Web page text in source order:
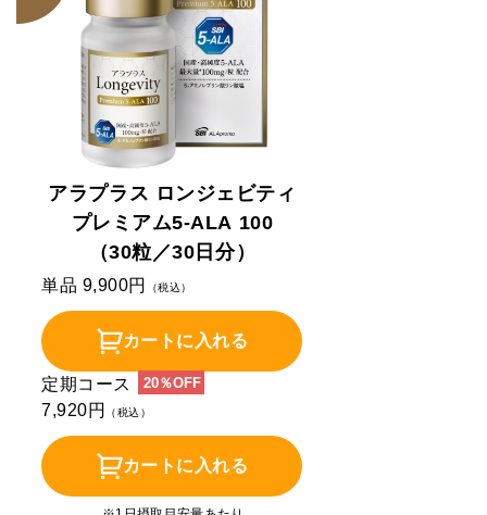
アラプラス ロンジェビティ
プレミアム5-ALA 100
（30粒／30日分）
単品 9,900円 （税込）
カートに入れる
定期コース 20％OFF
7,920円 （税込）
カートに入れる